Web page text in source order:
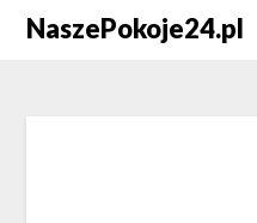
NaszePokoje24.pl